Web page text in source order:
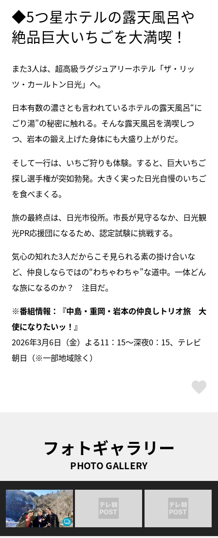
◆5つ星ホテルの露天風呂や
絶品巨大いちごを大満喫！
また3人は、超高級ラグジュアリーホテル「ザ・リッ
ツ・カールトン日光」へ。
日本有数の濃さとも言われているホテルの露天風呂“に
ごり湯”の秘密に触れる。そんな露天風呂を満喫しつ
つ、岩本の鍛え上げた身体にも大盛り上がりだ。
そして一行は、いちご狩りも体験。すると、巨大いちご
探し選手権が突如勃発。大きく実った日光自慢のいちご
を食べまくる。
旅の最終点は、日光市役所。市長が見守るなか、日光観
光PR応援団になるため、認定試験に挑戦する。
気心の知れた3人だからこそ見られる素の掛け合いな
ど、仲良しならではの“わちゃわちゃ”な道中。一体どん
な旅になるのか？ 注目だ。
※番組情報：『中島・重岡・岩本の仲良しトリオ旅 大
使になりたいッ！』
2026年3月6日（金）よる11：15～深夜0：15、テレビ
朝日（※一部地域除く）
フォトギャラリー
PHOTO GALLERY